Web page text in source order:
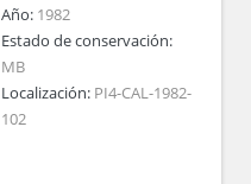
Año: 1982
Estado de conservación:
MB
Localización: PI4-CAL-1982-
102